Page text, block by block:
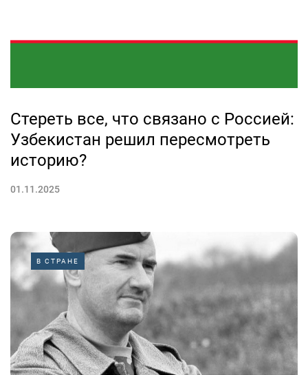
Стереть все, что связано с Россией:
Узбекистан решил пересмотреть
историю?
01.11.2025
В СТРАНЕ